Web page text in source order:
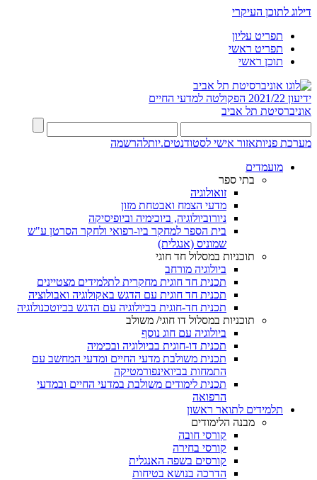
דילוג לתוכן העיקרי
תפריט עליון
תפריט ראשי
תוכן ראשי
ידיעון 2021/22
הפקולטה למדעי החיים
אוניברסיטת תל אביב
מערכת פניותאזור אישי לסטודנטים.יותלהרשמה
מועמדים
בתי ספר
זואולוגיה
מדעי הצמח ואבטחת מזון
ניורוביולוגיה, ביוכימיה וביופיסיקה
בית הספר למחקר ביו-רפואי ולחקר הסרטן ע"ש
שמוניס (אנגלית)
תוכניות במסלול חד חוגי
ביולוגיה מורחב
תכנית חד חוגית מחקרית לתלמידים מצטיינים
תכנית חד חוגית עם הדגש באקולוגיה ואבולוציה
תכנית חד-חוגית בביולוגיה עם הדגש בביוטכנולוגיה
תוכניות במסלול דו חוגי/ משולב
ביולוגיה עם חוג נוסף
תכנית דו-חוגית בביולוגיה ובכימיה
תכנית משולבת מדעי החיים ומדעי המחשב עם
התמחות בביואינפורמטיקה
תכנית לימודים משולבת במדעי החיים ובמדעי
הרפואה
תלמידים לתואר ראשון
מבנה הלימודים
קורסי חובה
קורסי בחירה
קורסים בשפה האנגלית
הדרכה בנושא בטיחות